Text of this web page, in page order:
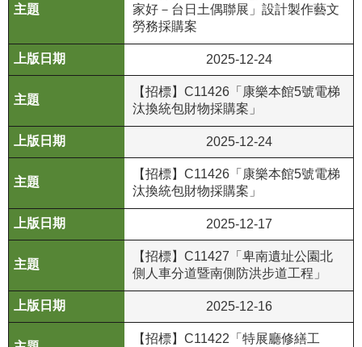
信
網
導
R
S
網
資
料
開
家好－台日土偶聯展」設計製作藝文
勞務採購案
2025-12-24
【招標】C11426「康樂本館5號電梯
汰換統包財物採購案」
2025-12-24
【招標】C11426「康樂本館5號電梯
汰換統包財物採購案」
2025-12-17
【招標】C11427「卑南遺址公園北
側人車分道暨南側防洪步道工程」
2025-12-16
【招標】C11422「特展廳修繕工